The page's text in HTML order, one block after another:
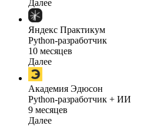
Далее
Яндекс Практикум
Python-разработчик
10 месяцев
Далее
Академия Эдюсон
Python-разработчик + ИИ
9 месяцев
Далее